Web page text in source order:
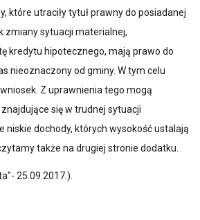
które utraciły tytuł prawny do posiadanej
zmiany sytuacji materialnej,
kredytu hipotecznego, mają prawo do
nieoznaczony od gminy. W tym celu
Z uprawnienia tego mogą
się w trudnej sytuacji
niskie dochody, których wysokość ustalają
także na drugiej stronie dodatku.
25.09.2017.).